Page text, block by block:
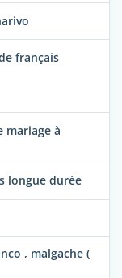
français
à
longue durée
, malgache (